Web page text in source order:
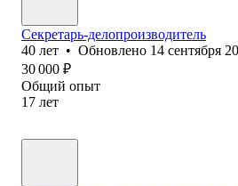
Секретарь-делопроизводитель
40 лет • Обновлено 14 сентября
30 000 ₽
Общий опыт
17 лет